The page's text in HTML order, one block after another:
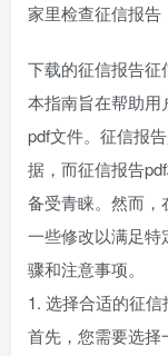
家里检查征信报告
下载的征信报告征
本指南旨在帮助
pdf文件。征信报
据，而征信报告
备受青睐。然而
一些修改以满足
骤和注意事项。
1. 选择合适的征
首先，您需要选择